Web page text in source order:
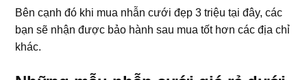
Bên cạnh đó khi mua nhẫn cưới đẹp 3 triệu tại đây, các
bạn sẽ nhận được bảo hành sau mua tốt hơn các địa chỉ
khác.